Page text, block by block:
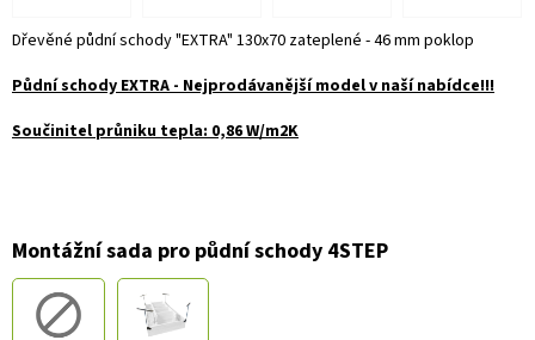
Montážní sada pro půdní schody 4STEP
Dřevěné půdní schody "EXTRA" 130x70 zateplené - 46 mm poklop
Půdní schody EXTRA - Nejprodávanější model v naší nabídce!!!
Součinitel průniku tepla: 0,86 W/m2K